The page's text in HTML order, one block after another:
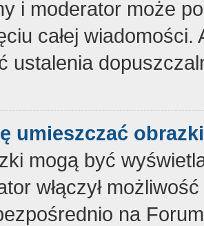
i moderator może
całej
ustalenia
umieszczać
mogą być
włączył
na